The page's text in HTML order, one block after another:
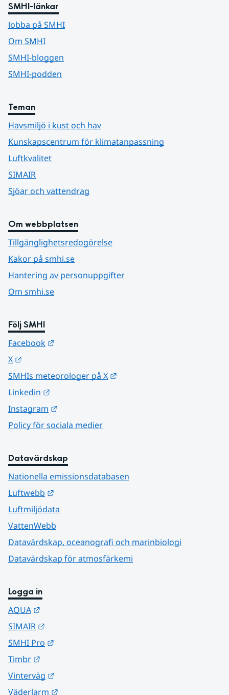
SMHI-länkar
Jobba på SMHI
Om SMHI
SMHI-bloggen
SMHI-podden
Teman
Havsmiljö i kust och hav
Kunskapscentrum för klimatanpassning
Luftkvalitet
SIMAIR
Sjöar och vattendrag
Om webbplatsen
Tillgänglighetsredogörelse
Kakor på smhi.se
Hantering av personuppgifter
Om smhi.se
Följ SMHI
Facebook
X
SMHIs meteorologer på X
Linkedin
Instagram
Policy för sociala medier
Datavärdskap
Nationella emissionsdatabasen
Luftwebb
Luftmiljödata
VattenWebb
Datavärdskap, oceanografi och marinbiologi
Datavärdskap för atmosfärkemi
Logga in
AQUA
SIMAIR
SMHI Pro
Timbr
Vinterväg
Väderlarm